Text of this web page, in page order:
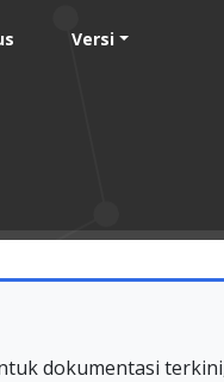
Versi
dokumentasi